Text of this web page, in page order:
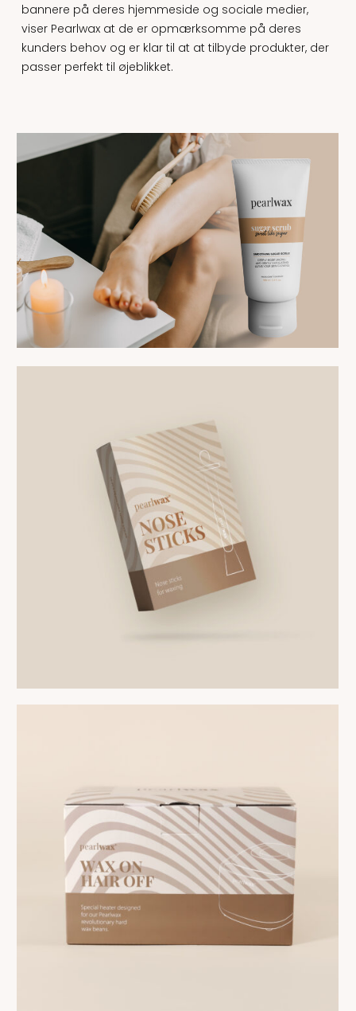
bannere på deres hjemmeside og sociale medier,
viser Pearlwax at de er opmærksomme på deres
kunders behov og er klar til at at tilbyde produkter, der
passer perfekt til øjeblikket.